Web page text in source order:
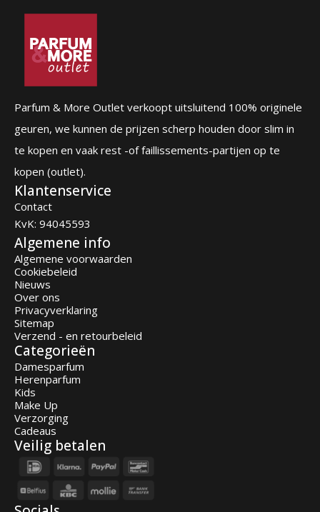
Parfum & More Outlet verkoopt uitsluitend 100% originele
geuren, we kunnen de prijzen scherp houden door slim in
te kopen en vaak rest -of faillissements-partijen op te
kopen (outlet).
Klantenservice
Contact
KvK: 94045593
Algemene info
Algemene voorwaarden
Cookiebeleid
Nieuws
Over ons
Privacyverklaring
Sitemap
Verzend - en retourbeleid
Categorieën
Damesparfum
Herenparfum
Kids
Make Up
Verzorging
Cadeaus
Veilig betalen